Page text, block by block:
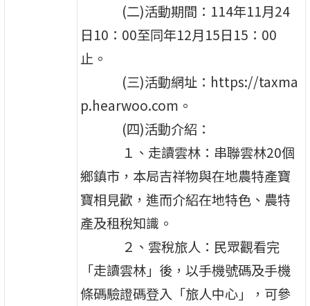
(二)活動期間：114年11月24
日10：00至同年12月15日15：00
止。
(三)活動網址：https://taxma
p.hearwoo.com。
(四)活動介紹：
１、走讀雲林：串聯雲林20個
鄉鎮市，本局吉祥物與在地農特產寶
寶相見歡，進而介紹在地特色、農特
產及租稅知識。
２、雲稅旅人：民眾觀看完
「走讀雲林」後，以手機號碼及手機
條碼驗證碼登入「旅人中心」，可參